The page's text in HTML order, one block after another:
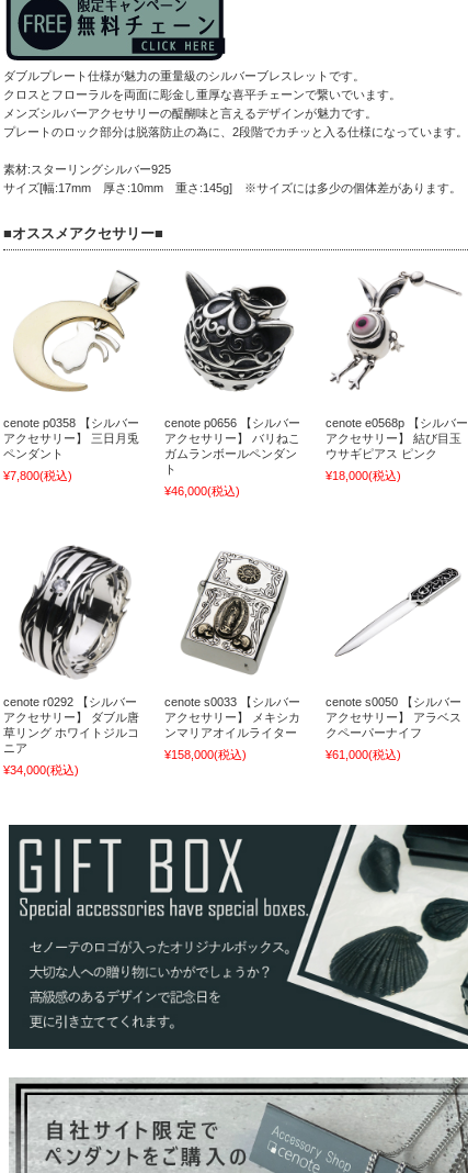
ダブルプレート仕様が魅力の重量級のシルバーブレスレットです。
クロスとフローラルを両面に彫金し重厚な喜平チェーンで繋いでいます。
メンズシルバーアクセサリーの醍醐味と言えるデザインが魅力です。
プレートのロック部分は脱落防止の為に、2段階でカチッと入る仕様になっています。
素材:スターリングシルバー925
サイズ[幅:17mm 厚さ:10mm 重さ:145g] ※サイズには多少の個体差があります。
■オススメアクセサリー■
cenote p0358 【シルバー
アクセサリー】 三日月兎
ペンダント
¥7,800(税込)
cenote p0656 【シルバー
アクセサリー】 バリねこ
ガムランボールペンダン
ト
¥46,000(税込)
cenote e0568p 【シルバー
アクセサリー】 結び目玉
ウサギピアス ピンク
¥18,000(税込)
cenote r0292 【シルバー
アクセサリー】 ダブル唐
草リング ホワイトジルコ
ニア
¥34,000(税込)
cenote s0033 【シルバー
アクセサリー】 メキシカ
ンマリアオイルライター
¥158,000(税込)
cenote s0050 【シルバー
アクセサリー】 アラベス
クペーパーナイフ
¥61,000(税込)